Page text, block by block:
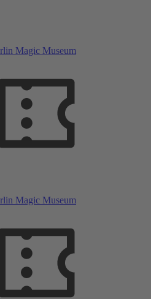
Magic Museum
Magic Museum